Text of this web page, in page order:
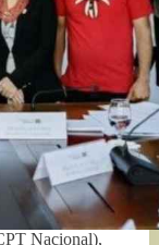
Nacional),